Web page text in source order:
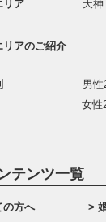
リア 天神
リアのご紹介
男性
女性
テンツ一覧
の方へ